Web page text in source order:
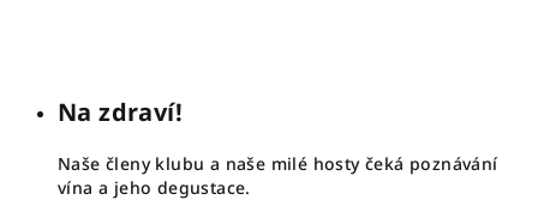
Na zdraví!
Naše členy klubu a naše milé hosty čeká poznávání
vína a jeho degustace.